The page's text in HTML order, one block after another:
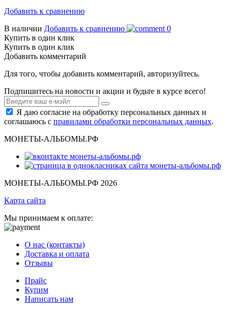
Добавить к сравнению
В наличии Добавить к сравнению
0
Купить в один клик
Купить в один клик
Добавить комментарий
Для того, чтобы добавить комментарий, авторизуйтесь.
Подпишитесь на новости и акции и будьте в курсе всего!
Я даю согласие на обработку персональных данных и
соглашаюсь с правилами обработки персональных данных.
МОНЕТЫ-АЛЬБОМЫ.РФ
МОНЕТЫ-АЛЬБОМЫ.РФ 2026
Карта сайта
Мы принимаем к оплате:
О нас (контакты)
Доставка и оплата
Отзывы
Прайс
Купим
Написать нам